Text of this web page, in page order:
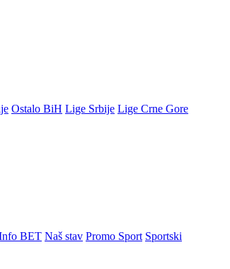
Ostalo BiH Lige Srbije Lige Crne Gore
BET Naš stav Promo Sport Sportski